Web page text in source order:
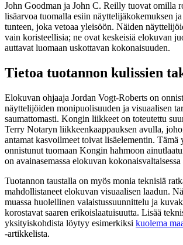
John Goodman ja John C. Reilly tuovat omilla
lisäarvoa tuomalla esiin näyttelijäkokemuksen
tunteen, joka vetoaa yleisöön. Näiden
vain koristeellisia; ne ovat keskeisiä elokuvan
auttavat luomaan uskottavan kokonaisuuden.
Tietoa tuotannon kulissien
Elokuvan ohjaaja Jordan Vogt-Roberts on
näyttelijöiden monipuolisuuden ja visuaalisen
saumattomasti. Kongin liikkeet on toteutettu
Terry Notaryn liikkeenkaappauksen avulla,
antamat kasvoilmeet toivat lisäelementin. Tämä
onnistunut tuomaan Kongin hahmoon
on avainasemassa elokuvan
Tuotannon taustalla on myös monia teknisiä
mahdollistaneet elokuvan visuaalisen laadun.
muassa huolellinen valaistussuunnittelu ja
korostavat saaren erikoislaatuisuutta. Lisää
yksityiskohdista löytyy esimerkiksi kuolema
-artikkelista.